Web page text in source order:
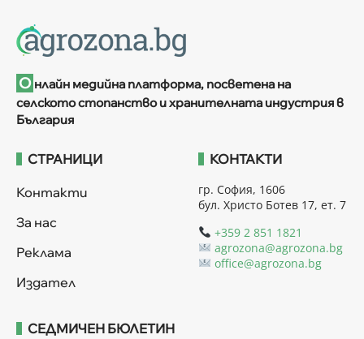
О нлайн медийна платформа, посветена на
селското стопанство и хранителната индустрия в
България
СТРАНИЦИ
Контакти
За нас
Реклама
Издател
КОНТАКТИ
гр. София, 1606
бул. Христо Ботев 17, ет. 7
+359 2 851 1821
agrozona@agrozona.bg
office@agrozona.bg
СЕДМИЧЕН БЮЛЕТИН